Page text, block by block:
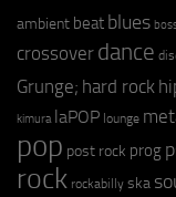
ambient beat blues
crossover dance
Grunge; hard rock
kimura laPOP lounge
pop post rock prog
rock rockabilly ska